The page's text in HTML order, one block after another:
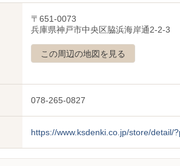
〒651-0073
兵庫県神戸市中央区脇浜海岸通2-2-3
この周辺の地図を見る
078-265-0827
https://www.ksdenki.co.jp/store/detail/